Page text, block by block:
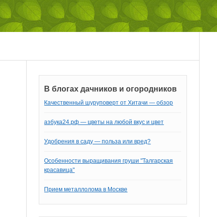
В блогах дачников и огородников
Качественный шуруповерт от Хитачи — обзор
азбука24.рф — цветы на любой вкус и цвет
Удобрения в саду — польза или вред?
Особенности выращивания груши "Талгарская
красавица"
Прием металлолома в Москве